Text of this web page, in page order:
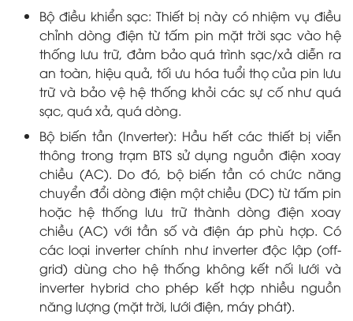
Bộ điều khiển sạc: Thiết bị này có nhiệm vụ điều
chỉnh dòng điện từ tấm pin mặt trời sạc vào hệ
thống lưu trữ, đảm bảo quá trình sạc/xả diễn ra
an toàn, hiệu quả, tối ưu hóa tuổi thọ của pin lưu
trữ và bảo vệ hệ thống khỏi các sự cố như quá
sạc, quá xả, quá dòng.
Bộ biến tần (Inverter): Hầu hết các thiết bị viễn
thông trong trạm BTS sử dụng nguồn điện xoay
chiều (AC). Do đó, bộ biến tần có chức năng
chuyển đổi dòng điện một chiều (DC) từ tấm pin
hoặc hệ thống lưu trữ thành dòng điện xoay
chiều (AC) với tần số và điện áp phù hợp. Có
các loại inverter chính như inverter độc lập (off-
grid) dùng cho hệ thống không kết nối lưới và
inverter hybrid cho phép kết hợp nhiều nguồn
năng lượng (mặt trời, lưới điện, máy phát).